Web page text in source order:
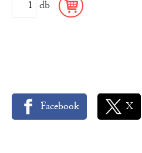
db
Facebook X